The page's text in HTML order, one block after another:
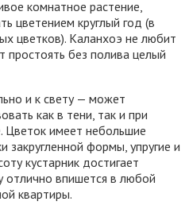
комнатное растение,
цветением круглый год (в
цветков). Каланхоэ не любит
простоять без полива целый
и к свету — может
как в тени, так и при
Цветок имеет небольшие
закругленной формы, упругие и
кустарник достигает
отлично впишется в любой
квартиры.